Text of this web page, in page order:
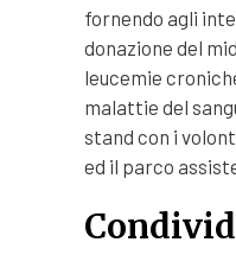
fornendo agli
donazione del
leucemie
malattie del
stand con i
ed il parco